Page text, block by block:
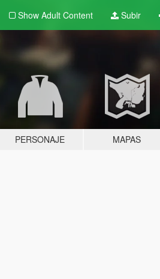
Show Adult Content Subir
PERSONAJE MAPAS